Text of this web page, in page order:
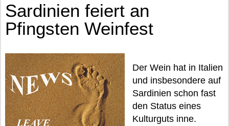
Sardinien feiert an
Pfingsten Weinfest
Der Wein hat in Italien
und insbesondere auf
Sardinien schon fast
den Status eines
Kulturguts inne.